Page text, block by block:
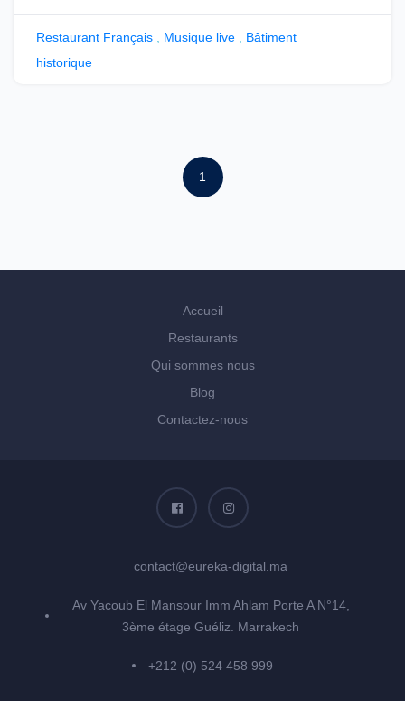
Restaurant Français Musique live
Bâtiment
historique
1
Accueil
Restaurants
Qui sommes nous
Blog
Contactez-nous
contact@eureka-digital.ma
Av Yacoub El Mansour Imm Ahlam Porte A N°14,
3ème étage Guéliz. Marrakech
+212 (0) 524 458 999